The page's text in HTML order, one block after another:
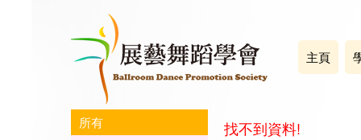
主頁
所有
找不到資料!